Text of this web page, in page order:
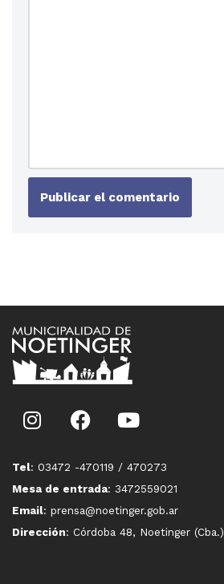
Tel: 03472 -470119 / 470273
Mesa de entrada: 3472559021
Email: prensa@noetinger.gob.ar
Dirección: Córdoba 48, Noetinger (Cba.)